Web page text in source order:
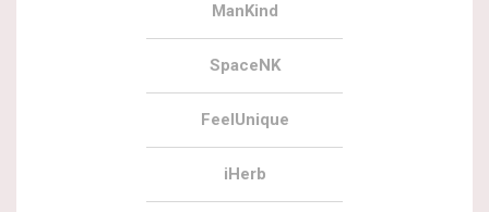
ManKind
SpaceNK
FeelUnique
iHerb